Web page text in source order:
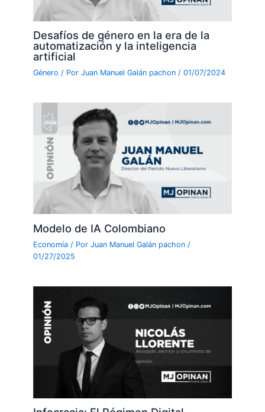
Desafíos de género en la era de la
automatización y la inteligencia
artificial
Género / PorJuan Manuel Galán pachon/01/07/2024
Modelo de IA Colombiano
Economía / PorJuan Manuel Galán pachon/
01/27/2025